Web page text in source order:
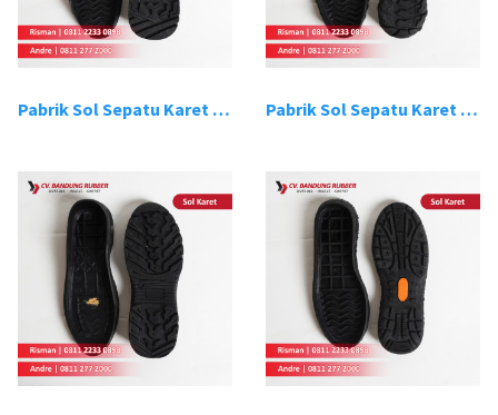
Pabrik Sol Sepatu Karet Bandung 7 Pabrik Sol Sepatu Karet Bandung 8